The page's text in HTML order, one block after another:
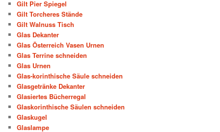
Gilt Pier Spiegel
Gilt Torcheres Stände
Gilt Walnuss Tisch
Glas Dekanter
Glas Österreich Vasen Urnen
Glas Terrine schneiden
Glas Urnen
Glas-korinthische Säule schneiden
Glasgetränke Dekanter
Glasiertes Bücherregal
Glaskorinthische Säulen schneiden
Glaskugel
Glaslampe